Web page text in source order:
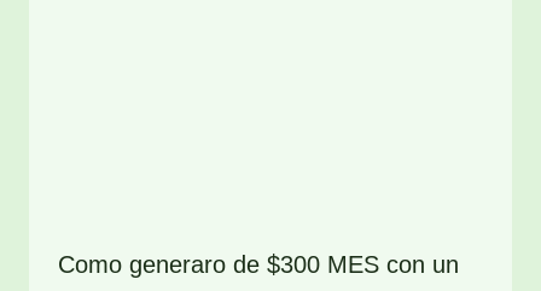
Como generaro de $300 MES con un